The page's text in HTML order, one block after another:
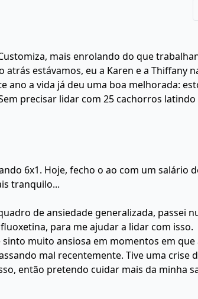
mais enrolando do que
estávamos, eu a Karen e a Thiffany
ano a vida já deu uma boa melhorada:
precisar lidar com 25 cachorros latindo
6x1. Hoje, fecho o ao com um salário
tranquilo...
de ansiedade generalizada, passei
para me ajudar a lidar com isso.
muito ansiosa em momentos em que
mal recentemente. Tive uma crise
então pretendo cuidar mais da minha